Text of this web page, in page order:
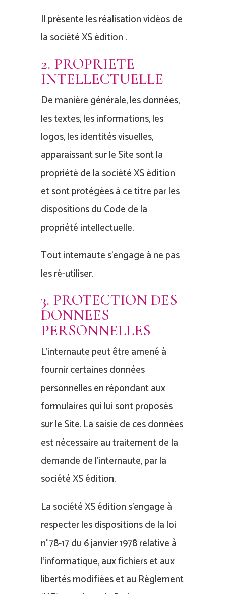
Il présente les réalisation vidéos de
la société XS édition .
2. PROPRIETE
INTELLECTUELLE
De manière générale, les données,
les textes, les informations, les
logos, les identités visuelles,
apparaissant sur le Site sont la
propriété de la société XS édition
et sont protégées à ce titre par les
dispositions du Code de la
propriété intellectuelle.
Tout internaute s’engage à ne pas
les ré-utiliser.
3. PROTECTION DES
DONNEES
PERSONNELLES
L’internaute peut être amené à
fournir certaines données
personnelles en répondant aux
formulaires qui lui sont proposés
sur le Site. La saisie de ces données
est nécessaire au traitement de la
demande de l’internaute, par la
société XS édition.
La société XS édition s’engage à
respecter les dispositions de la loi
n°78-17 du 6 janvier 1978 relative à
l’informatique, aux fichiers et aux
libertés modifiées et au Règlement